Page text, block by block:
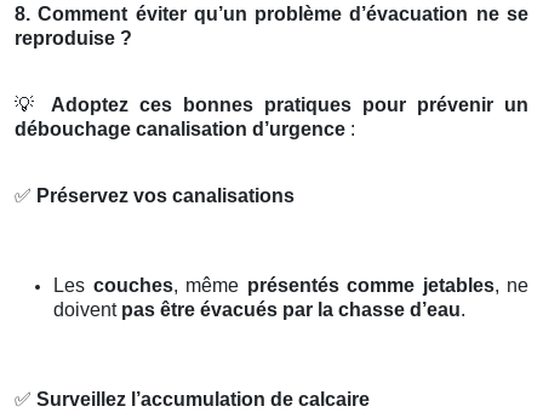
8. Comment éviter qu’un problème d’évacuation ne se
reproduise ?
💡
Adoptez ces bonnes pratiques pour prévenir un
débouchage canalisation d’urgence :
✅ Préservez vos canalisations
Les couches, même présentés comme jetables, ne
doivent pas être évacués par la chasse d’eau.
✅ Surveillez l’accumulation de calcaire